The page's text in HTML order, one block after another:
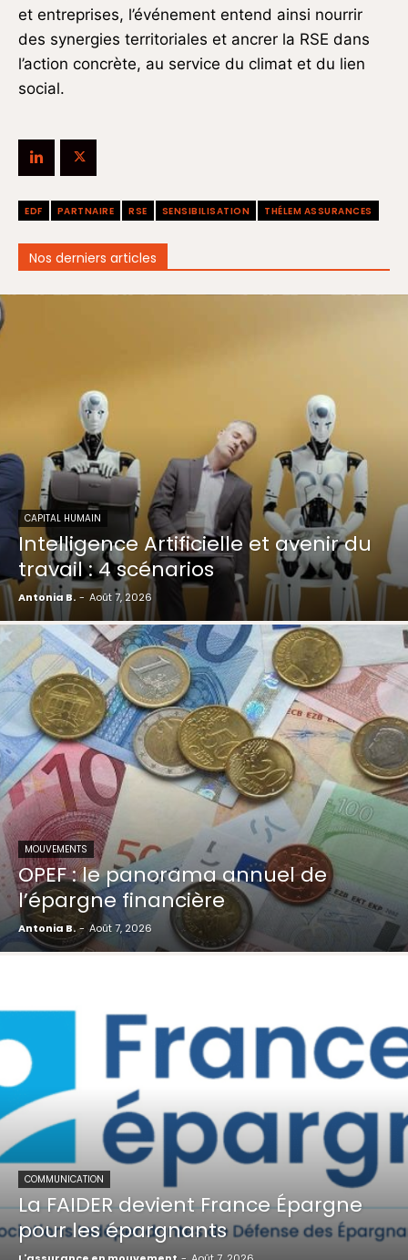
et entreprises, l’événement entend ainsi nourrir
des synergies territoriales et ancrer la RSE dans
l’action concrète, au service du climat et du lien
social.
EDF PARTNAIRE RSE SENSIBILISATION THÉLEM ASSURANCES
Nos derniers articles
CAPITAL HUMAIN
Intelligence Artificielle et avenir du
travail : 4 scénarios
Antonia B. - Août 7, 2026
MOUVEMENTS
OPEF : le panorama annuel de
l’épargne financière
Antonia B. - Août 7, 2026
COMMUNICATION
La FAIDER devient France Épargne
pour les épargnants